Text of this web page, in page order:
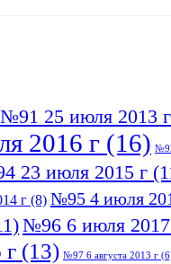
№91 25 июля 2013 г
2016 г (16)
23 июля 2015 г
г (8) №95 4 июля
№96 6 июля
(13) №97 6 августа 2013 г